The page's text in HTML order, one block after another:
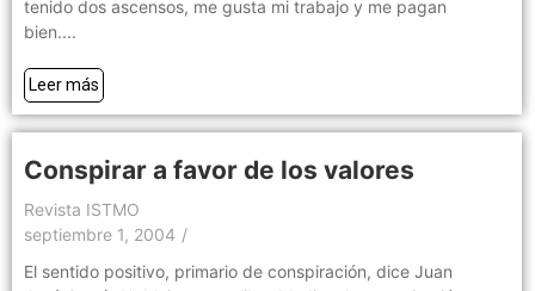
tenido dos ascensos, me gusta mi trabajo y me pagan
bien....
Leer más
Conspirar a favor de los valores
Revista ISTMO
septiembre 1, 2004 /
El sentido positivo, primario de conspiración, dice Juan